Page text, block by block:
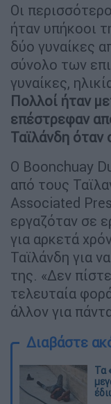
Οι
ήταν υπήκοοι
δύο γυναίκες
σύνολο των
γυναίκες,
Πολλοί ήταν
επέστρεφαν
Ταϊλάνδη όταν
Ο Boonchuay
από τους
Associated
εργαζόταν σε
για αρκετά
Ταϊλάνδη για
της. «Δεν
τελευταία
άλλον για
Διαβάστε
Τα